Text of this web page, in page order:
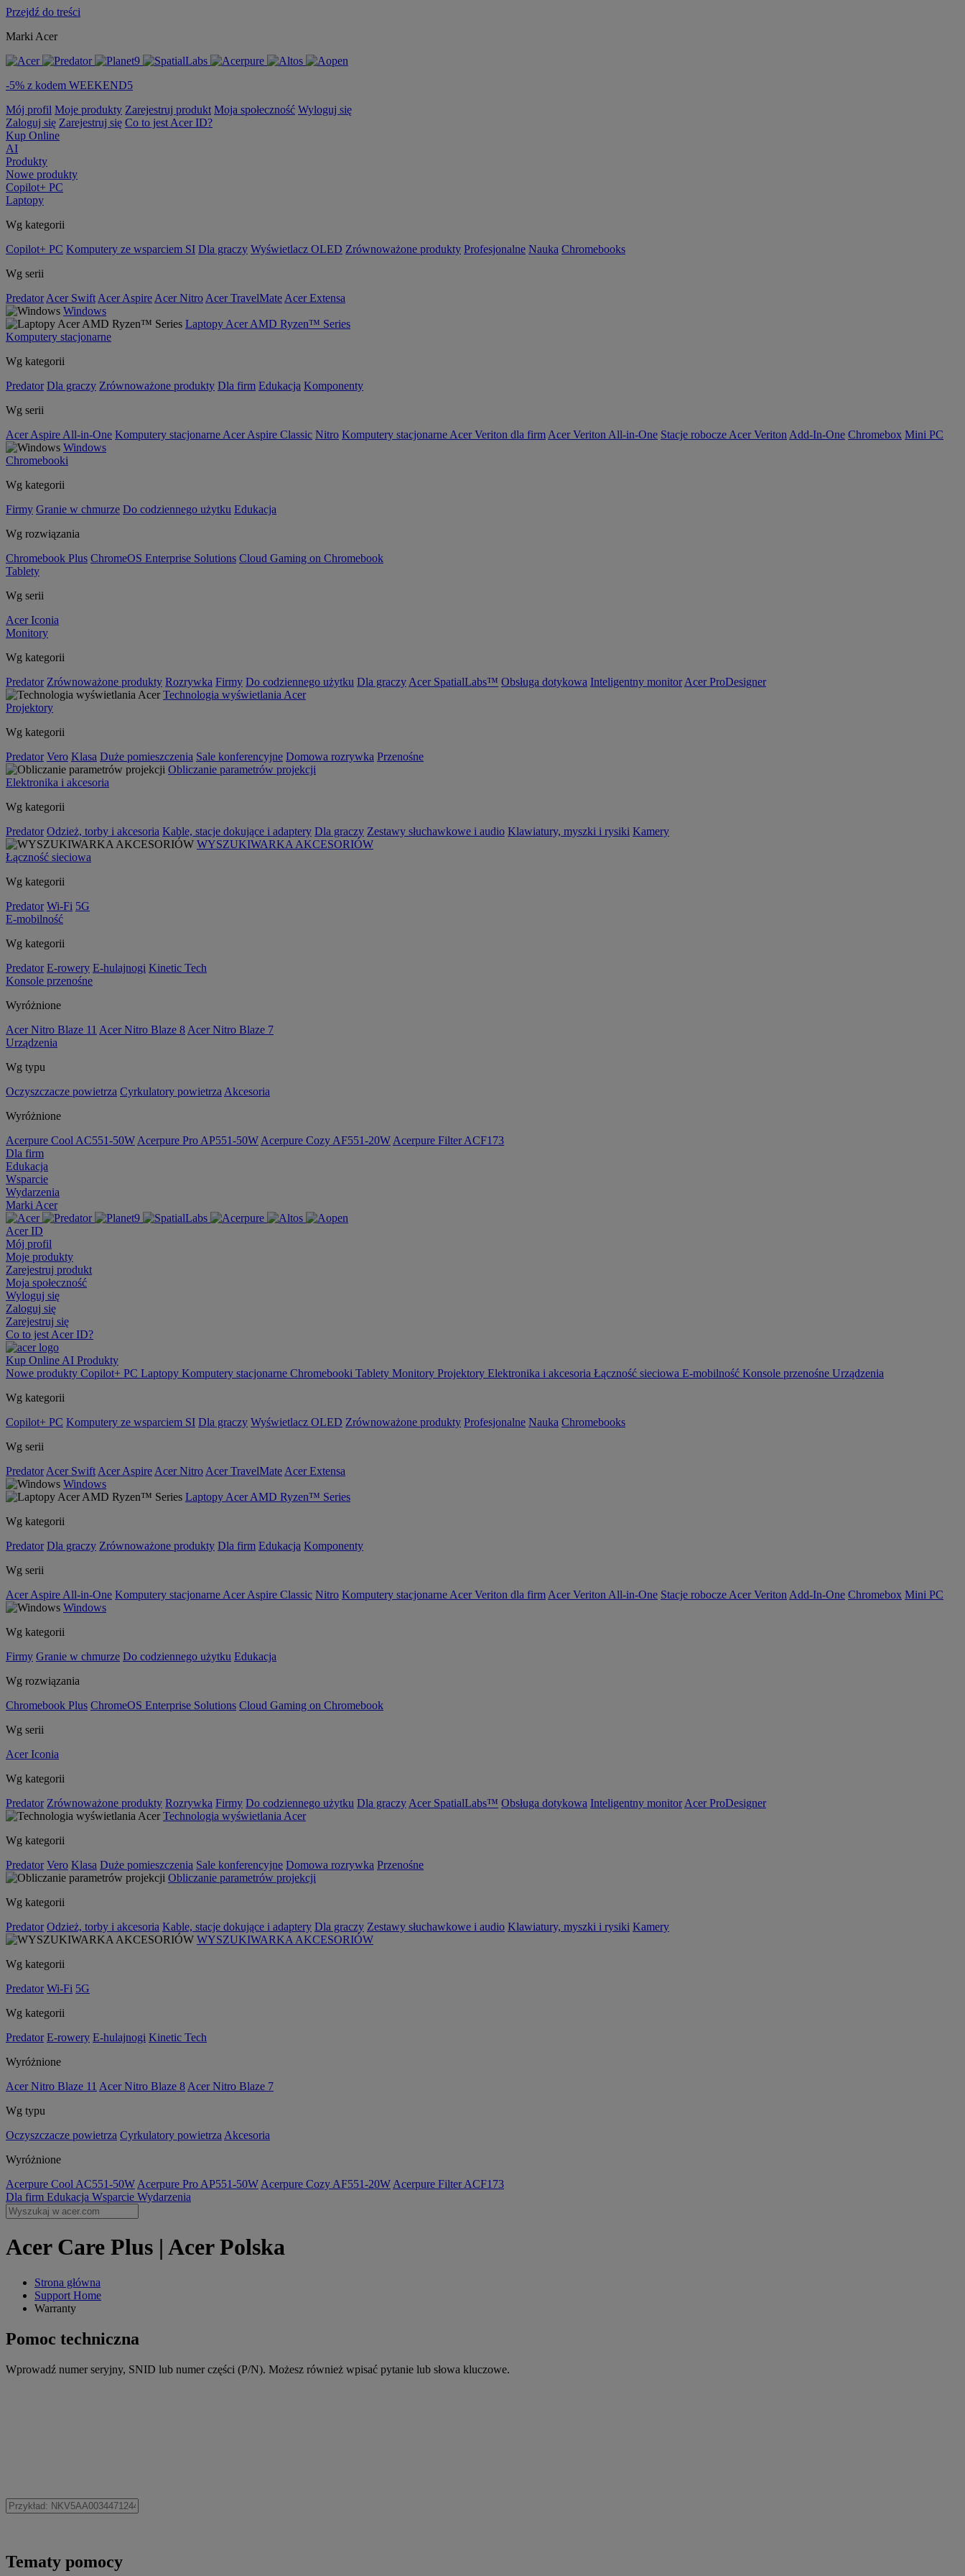
Przejdź do treści
Marki Acer
-5% z kodem WEEKEND5
Mój profil Moje produkty Zarejestruj produkt Moja społeczność Wyloguj się
Zaloguj się Zarejestruj się Co to jest Acer ID?
Kup Online
AI
Produkty
Nowe produkty
Copilot+ PC
Laptopy
Wg kategorii
Copilot+ PC Komputery ze wsparciem SI Dla graczy Wyświetlacz OLED Zrównoważone produkty Profesjonalne Nauka Chromebooks
Wg serii
Predator Acer Swift Acer Aspire Acer Nitro Acer TravelMate Acer Extensa
Windows
Laptopy Acer AMD Ryzen™ Series
Komputery stacjonarne
Wg kategorii
Predator Dla graczy Zrównoważone produkty Dla firm Edukacja Komponenty
Wg serii
Acer Aspire All-in-One Komputery stacjonarne Acer Aspire Classic Nitro Komputery stacjonarne Acer Veriton dla firm Acer Veriton All-in-One Stacje robocze Acer Veriton Add-In-One Chromebox Mini PC
Windows
Chromebooki
Wg kategorii
Firmy Granie w chmurze Do codziennego użytku Edukacja
Wg rozwiązania
Chromebook Plus ChromeOS Enterprise Solutions Cloud Gaming on Chromebook
Tablety
Wg serii
Acer Iconia
Monitory
Wg kategorii
Predator Zrównoważone produkty Rozrywka Firmy Do codziennego użytku Dla graczy Acer SpatialLabs™ Obsługa dotykowa Inteligentny monitor Acer ProDesigner
Technologia wyświetlania Acer
Projektory
Wg kategorii
Predator Vero Klasa Duże pomieszczenia Sale konferencyjne Domowa rozrywka Przenośne
Obliczanie parametrów projekcji
Elektronika i akcesoria
Wg kategorii
Predator Odzież, torby i akcesoria Kable, stacje dokujące i adaptery Dla graczy Zestawy słuchawkowe i audio Klawiatury, myszki i rysiki Kamery
WYSZUKIWARKA AKCESORIÓW
Łączność sieciowa
Wg kategorii
Predator Wi-Fi 5G
E-mobilność
Wg kategorii
Predator E-rowery E-hulajnogi Kinetic Tech
Konsole przenośne
Wyróżnione
Acer Nitro Blaze 11 Acer Nitro Blaze 8 Acer Nitro Blaze 7
Urządzenia
Wg typu
Oczyszczacze powietrza Cyrkulatory powietrza Akcesoria
Wyróżnione
Acerpure Cool AC551-50W Acerpure Pro AP551-50W Acerpure Cozy AF551-20W Acerpure Filter ACF173
Dla firm
Edukacja
Wsparcie
Wydarzenia
Marki Acer
Acer ID
Mój profil
Moje produkty
Zarejestruj produkt
Moja społeczność
Wyloguj się
Zaloguj się
Zarejestruj się
Co to jest Acer ID?
Kup Online AI Produkty
Nowe produkty Copilot+ PC Laptopy Komputery stacjonarne Chromebooki Tablety Monitory Projektory Elektronika i akcesoria Łączność sieciowa E-mobilność Konsole przenośne Urządzenia
Wg kategorii
Copilot+ PC Komputery ze wsparciem SI Dla graczy Wyświetlacz OLED Zrównoważone produkty Profesjonalne Nauka Chromebooks
Wg serii
Predator Acer Swift Acer Aspire Acer Nitro Acer TravelMate Acer Extensa
Windows
Laptopy Acer AMD Ryzen™ Series
Wg kategorii
Predator Dla graczy Zrównoważone produkty Dla firm Edukacja Komponenty
Wg serii
Acer Aspire All-in-One Komputery stacjonarne Acer Aspire Classic Nitro Komputery stacjonarne Acer Veriton dla firm Acer Veriton All-in-One Stacje robocze Acer Veriton Add-In-One Chromebox Mini PC
Windows
Wg kategorii
Firmy Granie w chmurze Do codziennego użytku Edukacja
Wg rozwiązania
Chromebook Plus ChromeOS Enterprise Solutions Cloud Gaming on Chromebook
Wg serii
Acer Iconia
Wg kategorii
Predator Zrównoważone produkty Rozrywka Firmy Do codziennego użytku Dla graczy Acer SpatialLabs™ Obsługa dotykowa Inteligentny monitor Acer ProDesigner
Technologia wyświetlania Acer
Wg kategorii
Predator Vero Klasa Duże pomieszczenia Sale konferencyjne Domowa rozrywka Przenośne
Obliczanie parametrów projekcji
Wg kategorii
Predator Odzież, torby i akcesoria Kable, stacje dokujące i adaptery Dla graczy Zestawy słuchawkowe i audio Klawiatury, myszki i rysiki Kamery
WYSZUKIWARKA AKCESORIÓW
Wg kategorii
Predator Wi-Fi 5G
Wg kategorii
Predator E-rowery E-hulajnogi Kinetic Tech
Wyróżnione
Acer Nitro Blaze 11 Acer Nitro Blaze 8 Acer Nitro Blaze 7
Wg typu
Oczyszczacze powietrza Cyrkulatory powietrza Akcesoria
Wyróżnione
Acerpure Cool AC551-50W Acerpure Pro AP551-50W Acerpure Cozy AF551-20W Acerpure Filter ACF173
Dla firm Edukacja Wsparcie Wydarzenia
Acer Care Plus | Acer Polska
Strona główna
Support Home
Warranty
Pomoc techniczna
Wprowadź numer seryjny, SNID lub numer części (P/N). Możesz również wpisać pytanie lub słowa kluczowe.
Tematy pomocy